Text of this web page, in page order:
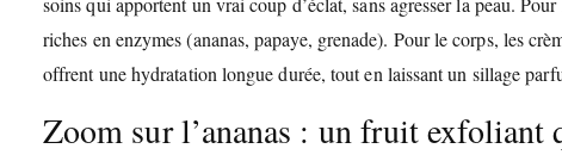
riches en enzymes (ananas, papaye, grenade). Pour le corps, les
offrent une hydratation longue durée, tout en laissant un sillage
Zoom sur l’ananas : un fruit exfoliant